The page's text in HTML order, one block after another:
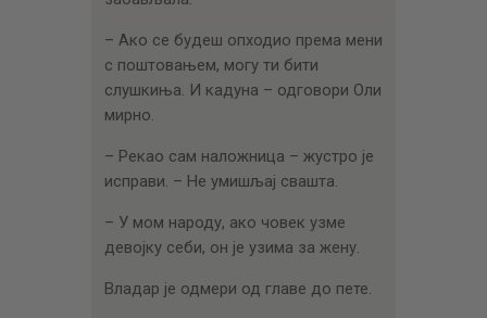
– Ако се будеш опходио према мени
с поштовањем, могу ти бити
слушкиња. И кадуна – одговори Оли
мирно.
– Рекао сам наложница – жустро је
исправи. – Не умишљај свашта.
– У мом народу, ако човек узме
девојку себи, он је узима за жену.
Владар је одмери од главе до пете.